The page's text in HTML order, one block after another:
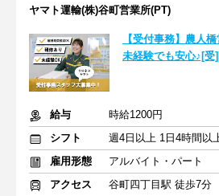
ヤマト運輸(株)谷町営業所(PT)
【受付事務】農人
未経験でも安心♪[受
給与
時給1200円
シフト
週4日以上 1日4時間以
雇用形態
アルバイト・パート
アクセス
谷町四丁目駅 徒歩7分